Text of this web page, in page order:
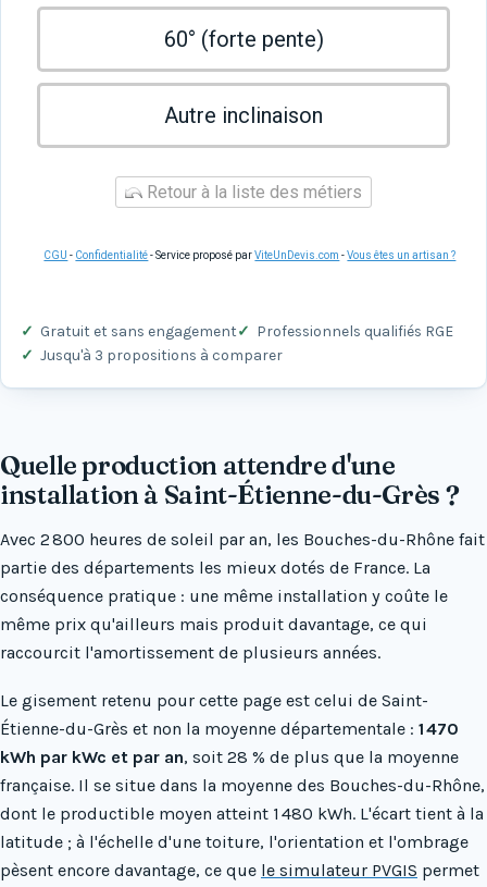
60° (forte pente)
Autre inclinaison
Retour à la liste des métiers
CGU - Confidentialité- Service proposé parViteUnDevis.com -Vous êtes un artisan ?
Gratuit et sans engagement
Professionnels qualifiés RGE
Jusqu'à 3 propositions à comparer
Quelle production attendre d'une
installation à Saint-Étienne-du-Grès ?
Avec 2 800 heures de soleil par an, les Bouches-du-Rhône fait
partie des départements les mieux dotés de France. La
conséquence pratique : une même installation y coûte le
même prix qu'ailleurs mais produit davantage, ce qui
raccourcit l'amortissement de plusieurs années.
Le gisement retenu pour cette page est celui de Saint-
Étienne-du-Grès et non la moyenne départementale : 1 470
kWh par kWc et par an, soit 28 % de plus que la moyenne
française. Il se situe dans la moyenne des Bouches-du-Rhône,
dont le productible moyen atteint 1 480 kWh. L'écart tient à la
latitude ; à l'échelle d'une toiture, l'orientation et l'ombrage
pèsent encore davantage, ce que le simulateur PVGIS permet